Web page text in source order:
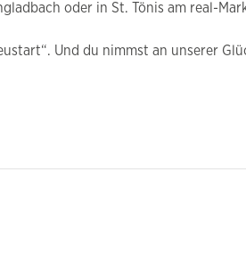
oder in St. Tönis am real-
Und du nimmst an unserer